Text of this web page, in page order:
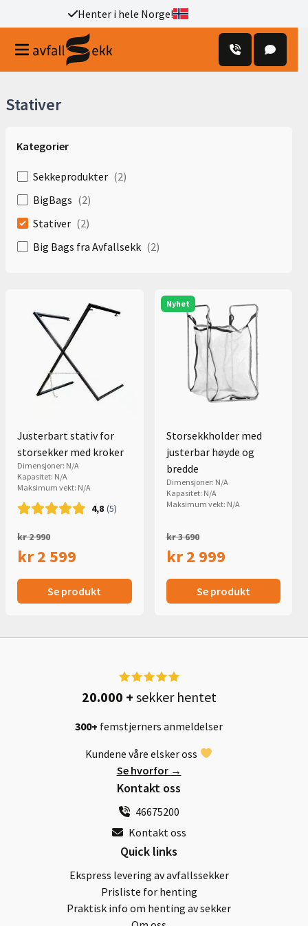
Henter i hele Norge!
Stativer
Kategorier
Sekkeprodukter (2)
BigBags (2)
Stativer (2)
Big Bags fra Avfallsekk (2)
Justerbart stativ for
storsekker med kroker
Dimensjoner: N/A
Kapasitet: N/A
Maksimum vekt: N/A
4,8 (5)
kr 2 990Opprinnelig
pris
var:
2990,-.
kr 2 599
Nåværende
pris
2599,-.
Se produkt
Nyhet
Storsekkholder med
justerbar høyde og
bredde
Dimensjoner: N/A
Kapasitet: N/A
Maksimum vekt: N/A
kr 3 690Opprinnelig
pris
var:
3690,-.
kr 2 999
Nåværende
pris
2999,-.
Se produkt
20.000 + sekker hentet
300+ femstjerners anmeldelser
Kundene våre elsker oss
Se hvorfor →
Kontakt oss
46675200
Kontakt oss
Quick links
Ekspress levering av avfallssekker
Prisliste for henting
Praktisk info om henting av sekker
Velkommen
MELD MEG PÅ